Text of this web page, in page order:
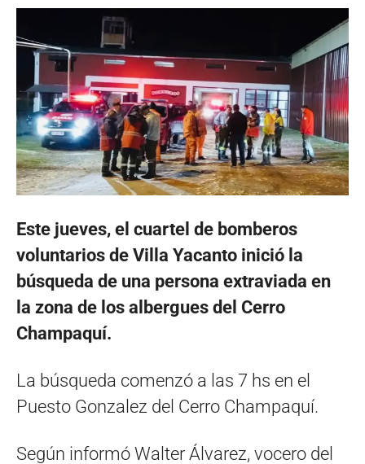
Este jueves, el cuartel de bomberos
voluntarios de Villa Yacanto inició la
búsqueda de una persona extraviada en
la zona de los albergues del Cerro
Champaquí.
La búsqueda comenzó a las 7 hs en el
Puesto Gonzalez del Cerro Champaquí.
Según informó Walter Álvarez, vocero del